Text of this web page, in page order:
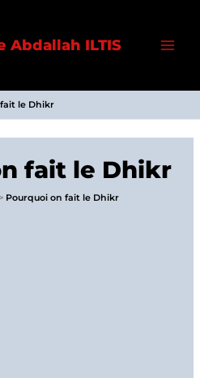
Abdallah ILTIS
le Dhikr
fait le Dhikr
Pourquoi on fait le Dhikr